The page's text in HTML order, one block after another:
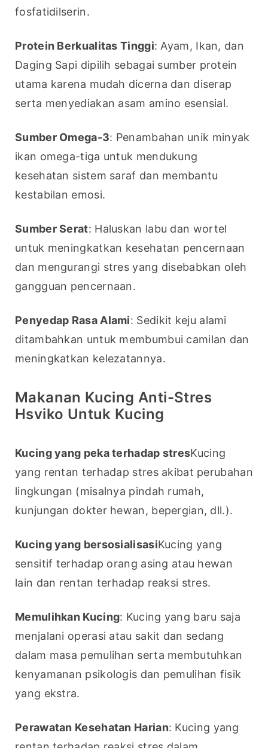
fosfatidilserin.
Protein Berkualitas Tinggi: Ayam, Ikan, dan
Daging Sapi dipilih sebagai sumber protein
utama karena mudah dicerna dan diserap
serta menyediakan asam amino esensial.
Sumber Omega-3: Penambahan unik minyak
ikan omega-tiga untuk mendukung
kesehatan sistem saraf dan membantu
kestabilan emosi.
Sumber Serat: Haluskan labu dan wortel
untuk meningkatkan kesehatan pencernaan
dan mengurangi stres yang disebabkan oleh
gangguan pencernaan.
Penyedap Rasa Alami: Sedikit keju alami
ditambahkan untuk membumbui camilan dan
meningkatkan kelezatannya.
Makanan Kucing Anti-Stres
Hsviko Untuk Kucing
Kucing yang peka terhadap stresKucing
yang rentan terhadap stres akibat perubahan
lingkungan (misalnya pindah rumah,
kunjungan dokter hewan, bepergian, dll.).
Kucing yang bersosialisasiKucing yang
sensitif terhadap orang asing atau hewan
lain dan rentan terhadap reaksi stres.
Memulihkan Kucing: Kucing yang baru saja
menjalani operasi atau sakit dan sedang
dalam masa pemulihan serta membutuhkan
kenyamanan psikologis dan pemulihan fisik
yang ekstra.
Perawatan Kesehatan Harian: Kucing yang